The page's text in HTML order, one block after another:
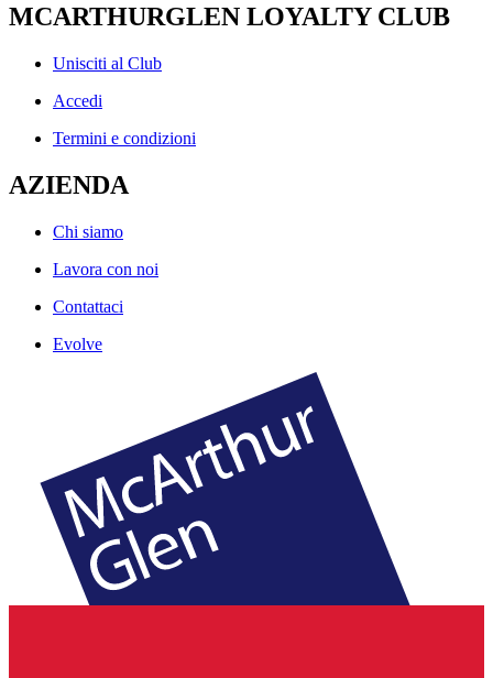
MCARTHURGLEN LOYALTY CLUB
Unisciti al Club
Accedi
Termini e condizioni
AZIENDA
Chi siamo
Lavora con noi
Contattaci
Evolve